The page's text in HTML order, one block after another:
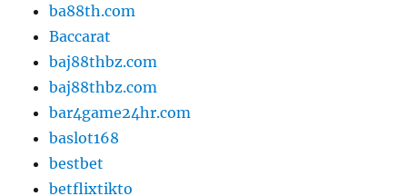
ba88th.com
Baccarat
baj88thbz.com
baj88thbz.com
bar4game24hr.com
baslot168
bestbet
betflixtikto